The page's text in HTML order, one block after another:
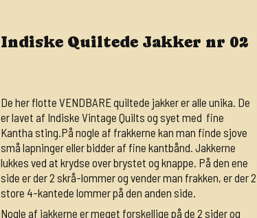
Indiske Quiltede Jakker nr 02
De her flotte VENDBARE quiltede jakker er alle unika. De
er lavet af Indiske Vintage Quilts og syet med fine
Kantha sting.På nogle af frakkerne kan man finde sjove
små lapninger eller bidder af fine kantbånd. Jakkerne
lukkes ved at krydse over brystet og knappe. På den ene
side er der 2 skrå-lommer og vender man frakken, er der 2
store 4-kantede lommer på den anden side.
Nogle af jakkerne er meget forskellige på de 2 sider og